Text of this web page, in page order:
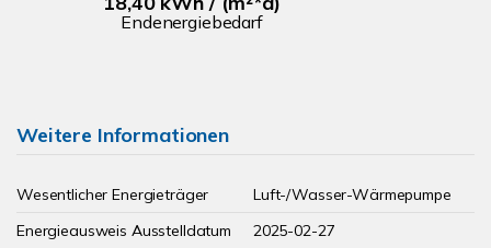
Endenergiebedarf
Weitere Informationen
Wesentlicher Energieträger
Luft-/Wasser-Wärmepumpe
Energieausweis Ausstelldatum
2025-02-27